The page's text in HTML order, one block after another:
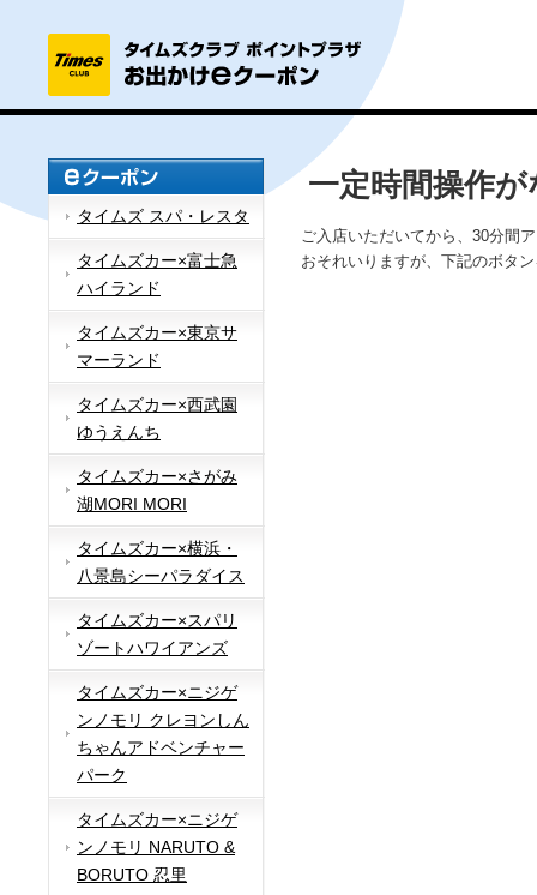
タイムズ スパ・レスタ
タイムズカー×富士急
ハイランド
タイムズカー×東京サ
マーランド
タイムズカー×西武園
ゆうえんち
タイムズカー×さがみ
湖MORI MORI
タイムズカー×横浜・
八景島シーパラダイス
タイムズカー×スパリ
ゾートハワイアンズ
タイムズカー×ニジゲ
ンノモリ クレヨンしん
ちゃんアドベンチャー
パーク
タイムズカー×ニジゲ
ンノモリ NARUTO &
BORUTO 忍里
一定時間操作
ご入店いただいてから、30分間
おそれいりますが、下記のボタ